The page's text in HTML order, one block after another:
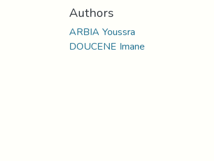
Authors
ARBIA Youssra
DOUCENE Imane